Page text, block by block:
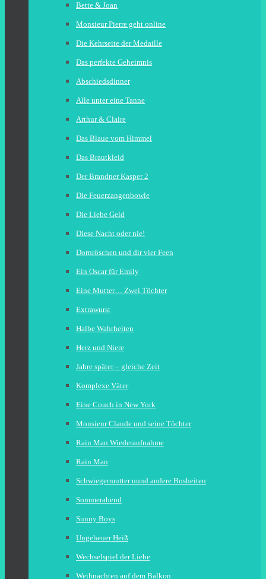
Bette & Joan
Monsieur Pierre geht online
Die Kehrseite der Medaille
Das perfekte Geheimnis
Abschiedsdinner
Alle unter eine Tanne
Arthur & Claire
Das Blaue vom Himmel
Das Brautkleid
Der Brandner Kasper 2
Die Feuerzangenbowle
Die Liebe Geld
Diese Nacht oder nie!
Dornröschen und dir vier Feen
Ein Oscar für Emily
Eine Mutter… Zwei Töchter
Extrawurst
Halbe Wahrheiten
Herz und Niere
Jahre später – gleiche Zeit
Komplexe Väter
Eine Couch in New York
Monsieur Claude und seine Töchter
Rain Man Wiederaufnahme
Rain Man
Schwiegermutter uund andere Bosheiten
Sommerabend
Sunny Boys
Ungeheuer Heiß
Wechselspiel der Liebe
Weihnachten auf dem Balkon